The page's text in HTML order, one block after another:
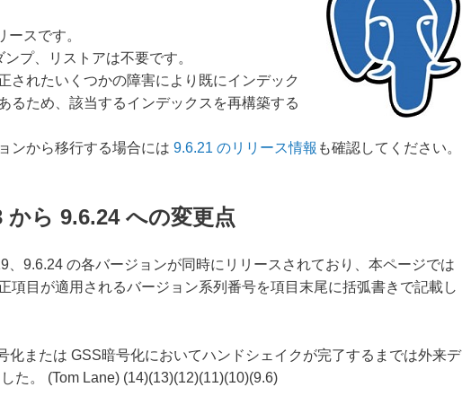
スです。
プ、リストアは不要です。
されたいくつかの障害により既にインデック
るため、該当するインデックスを再構築する
ンから移行する場合には 9.6.21 のリリース情報 も確認してください。
ら 9.6.24 への変更点
、9.6.24 の各バージョンが同時にリリースされており、本ページでは
項目が適用されるバージョン系列番号を項目末尾に括弧書きで記載し
化または GSS暗号化においてハンドシェイクが完了するまでは外来デ
た。 (Tom Lane) (14)(13)(12)(11)(10)(9.6)